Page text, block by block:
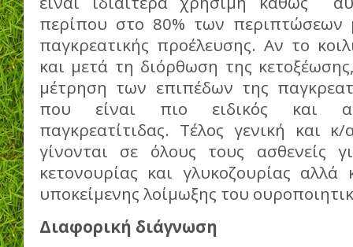
περίπου στο 80% των περιπτώσεων
παγκρεατικής προέλευσης. Αν το
και μετά τη διόρθωση της
μέτρηση των επιπέδων της
που είναι πιο ειδικός και
παγκρεατίτιδας. Τέλος γενική και
γίνονται σε όλους τους ασθενείς
κετονουρίας και γλυκοζουρίας αλλά
υποκείμενης λοίμωξης του
Διαφορική διάγνωση